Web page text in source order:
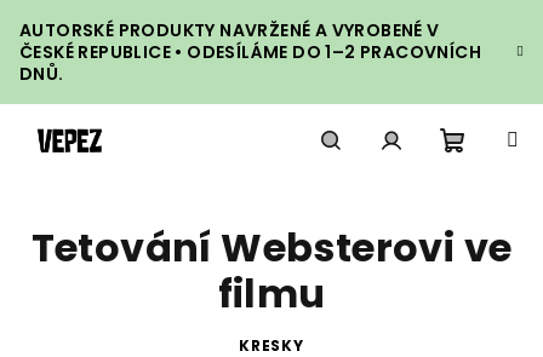
na
obsah
AUTORSKÉ PRODUKTY NAVRŽENÉ A VYROBENÉ V
ČESKÉ REPUBLICE • ODESÍLÁME DO 1–2 PRACOVNÍCH
DNŮ.
košík
Tetování Websterovi ve
filmu
KRESKY